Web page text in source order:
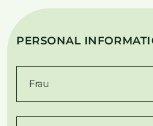
PERSONAL
Frau